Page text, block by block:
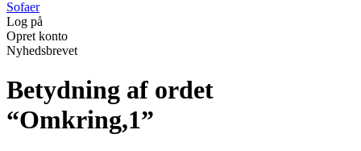
Sofaer
Log på
Opret konto
Nyhedsbrevet
Betydning af ordet
“Omkring,1”